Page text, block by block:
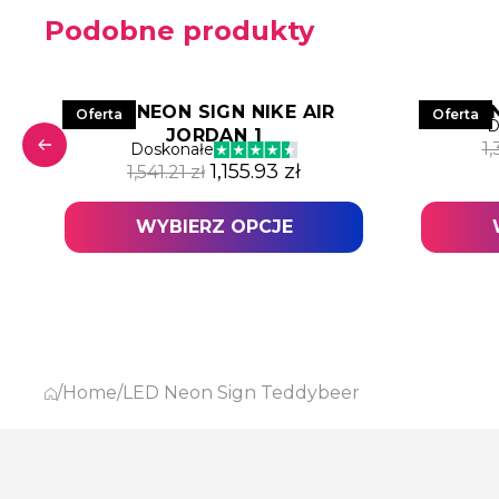
Podobne produkty
wynosiła: 1,308.54 zł.
cena wynosi: 981.42 zł.
Oferta
LED NEON SIGN NIKE AIR
JORDAN 1
Doskonałe
1,541.21zł Pierwotna cena wynosiła:
1,155.93 złAktualna cena
WYBIERZ OPCJE
Oferta
LED
/Home/LED Neon Sign Teddybeer